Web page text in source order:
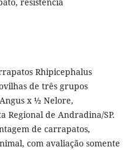
Rhipicephalus
de três grupos
x ½ Nelore,
Regional de Andradina/SP.
de carrapatos,
com avaliação somente